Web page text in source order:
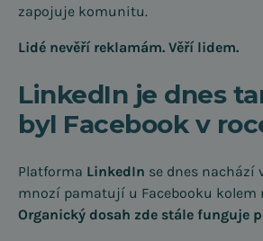
zapojuje komunitu.
Lidé nevěří reklamám. Věří lidem.
LinkedIn je dnes
byl Facebook v
Platforma LinkedIn se dnes nachází
mnozí pamatují u Facebooku kolem
Organický dosah zde stále funguje